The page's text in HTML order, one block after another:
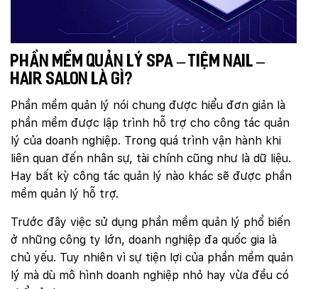
Phần mềm quản lý Spa – tiệm nail –
hair salon là gì?
Phần mềm quản lý nói chung được hiểu đơn giản là
phần mềm được lập trình hỗ trợ cho công tác quản
lý của doanh nghiệp. Trong quá trình vận hành khi
liên quan đến nhân sự, tài chính cũng như là dữ liệu.
Hay bất kỳ công tác quản lý nào khác sẽ được phần
mềm quản lý hỗ trợ.
Trước đây việc sử dụng phần mềm quản lý phổ biến
ở những công ty lớn, doanh nghiệp đa quốc gia là
chủ yếu. Tuy nhiên vì sự tiện lợi của phần mềm quản
lý mà dù mô hình doanh nghiệp nhỏ hay vừa đều có